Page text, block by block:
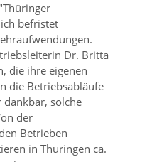
Thüringer
befristet
Dr. Britta
die ihre eigenen
die Betriebsabläufe
dankbar, solche
der
Betrieben
in Thüringen ca.